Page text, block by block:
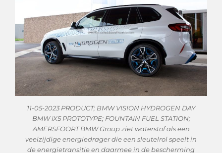
11-05-2023 PRODUCT; BMW VISION HYDROGEN DAY
BMW iX5 PROTOTYPE; FOUNTAIN FUEL STATION;
AMERSFOORT BMW Group ziet waterstof als een
veelzijdige energiedrager die een sleutelrol speelt in
de energietransitie en daarmee in de bescherming